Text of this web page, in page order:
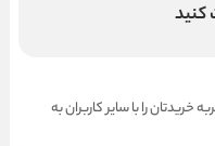
کنید
خریدتان را با سایر کاربران به